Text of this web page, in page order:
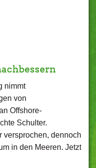
nimmt
von
Offshore-
Schulter.
versprochen, dennoch
in den Meeren. Jetzt